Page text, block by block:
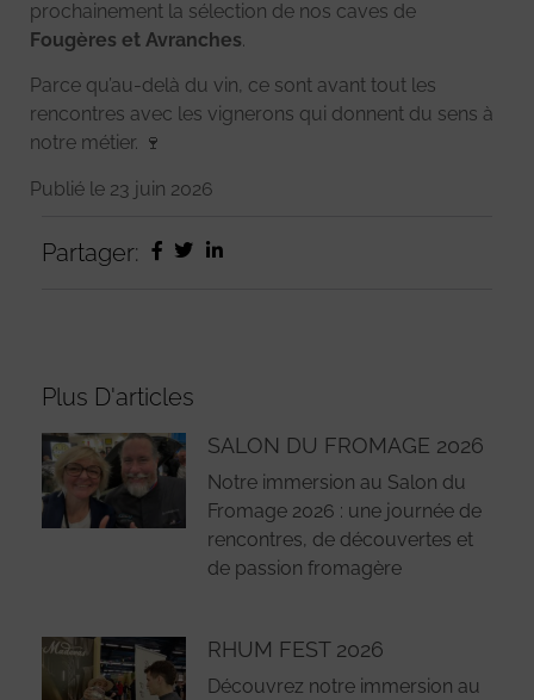
prochainement la sélection de nos caves de
Fougères et Avranches.
Parce qu’au-delà du vin, ce sont avant tout les
rencontres avec les vignerons qui donnent du sens à
notre métier. 🍷
Publié le 23 juin 2026
Partager:
Plus D'articles
SALON DU FROMAGE 2026
Notre immersion au Salon du
Fromage 2026 : une journée de
rencontres, de découvertes et
de passion fromagère
RHUM FEST 2026
Découvrez notre immersion au